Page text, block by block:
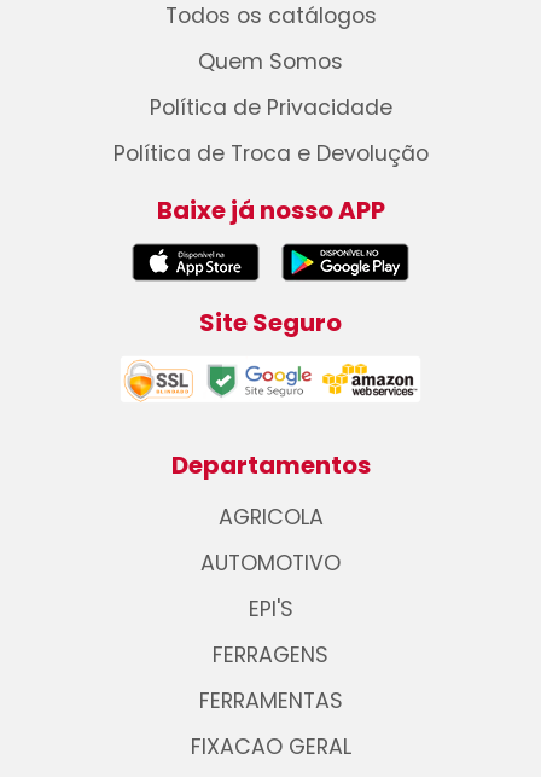
Todos os catálogos
Quem Somos
Política de Privacidade
Política de Troca e Devolução
Baixe já nosso APP
Site Seguro
Departamentos
AGRICOLA
AUTOMOTIVO
EPI'S
FERRAGENS
FERRAMENTAS
FIXACAO GERAL